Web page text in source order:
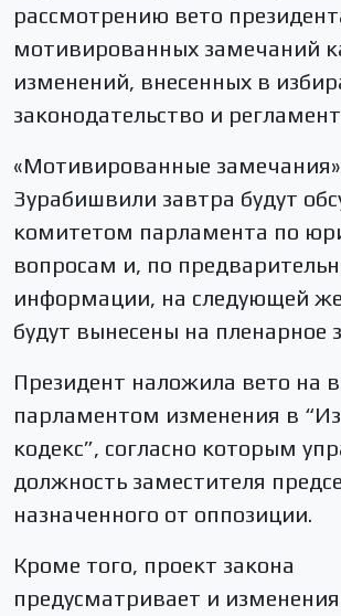
рассмотрению вето
мотивированных замечаний
изменений, внесенных в
законодательство и
«Мотивированные
Зурабишвили завтра будут
комитетом парламента по
вопросам и, по
информации, на следующей
будут вынесены на пленарное
Президент наложила вето на
парламентом изменения в
кодекс”, согласно которым
должность заместителя
назначенного от оппозиции.
Кроме того, проект закона
предусматривает и